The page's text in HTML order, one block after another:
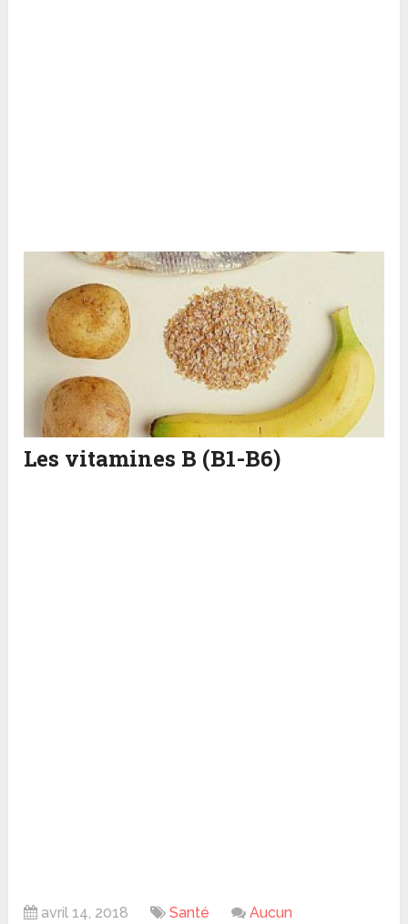
Les vitamines B (B1-B6)
avril 14, 2018 Santé
Aucun